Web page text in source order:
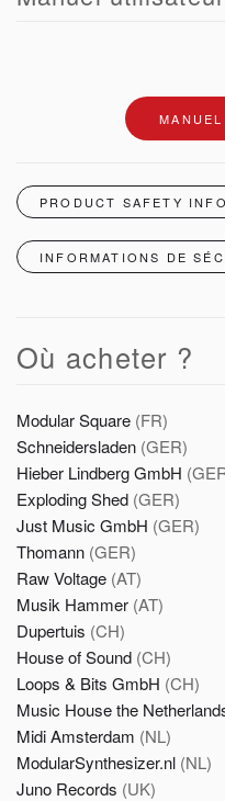
PRODUCT SAFETY
INFORMATIONS DE
Où acheter ?
Modular Square (FR)
Schneidersladen (GER)
Hieber Lindberg GmbH
Exploding Shed (GER)
Just Music GmbH (GER)
Thomann (GER)
Raw Voltage (AT)
Musik Hammer (AT)
Dupertuis (CH)
House of Sound (CH)
Loops & Bits GmbH (CH)
Music House the
Midi Amsterdam (NL)
ModularSynthesizer.nl (NL)
Juno Records (UK)